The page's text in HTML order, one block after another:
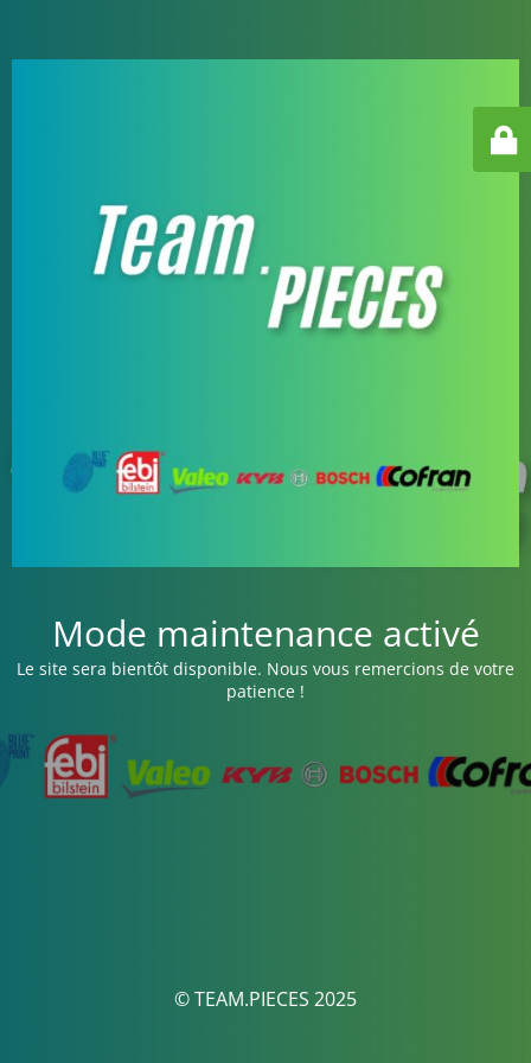
Mode maintenance activé
Le site sera bientôt disponible. Nous vous remercions de votre
patience !
© TEAM.PIECES 2025